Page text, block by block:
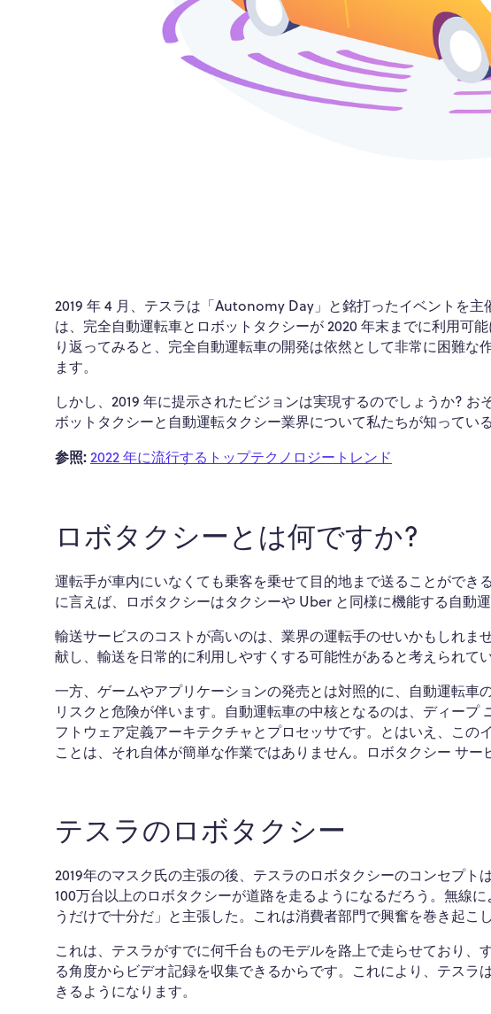
2019 年 4 月、テスラは「Autonomy Day」と銘打ったイベントを
は、完全自動運転車とロボットタクシーが 2020 年末までに利用可
り返ってみると、完全自動運転車の開発は依然として非常に困難な
ます。
しかし、2019 年に提示されたビジョンは実現するのでしょうか?
ボットタクシーと自動運転タクシー業界について私たちが知ってい
参照:2022 年に流行するトップテクノロジートレンド
ロボタクシーとは何ですか?
運転手が車内にいなくても乗客を乗せて目的地まで送ることがで
に言えば、ロボタクシーはタクシーや Uber と同様に機能する自動運
輸送サービスのコストが高いのは、業界の運転手のせいかもしれ
献し、輸送を日常的に利用しやすくする可能性があると考えられてい
一方、ゲームやアプリケーションの発売とは対照的に、自動運転
リスクと危険が伴います。自動運転車の中核となるのは、ディー
フトウェア定義アーキテクチャとプロセッサです。とはいえ、この
ことは、それ自体が簡単な作業ではありません。ロボタクシー サー
テスラのロボタクシー
2019年のマスク氏の主張の後、テスラのロボタクシーのコンセプト
100万台以上のロボタクシーが道路を走るようになるだろう。無線
うだけで十分だ」と主張した。これは消費者部門で興奮を巻き起こし
これは、テスラがすでに何千台ものモデルを路上で走らせており、
る角度からビデオ記録を収集できるからです。これにより、テス
きるようになります。